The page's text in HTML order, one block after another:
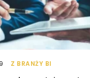
Z BRANŻY BI